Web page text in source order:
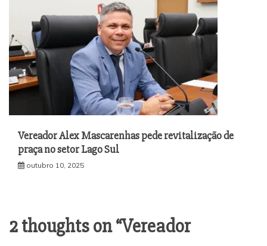
Vereador Alex Mascarenhas pede revitalização de
praça no setor Lago Sul
outubro 10, 2025
2 thoughts on “Vereador